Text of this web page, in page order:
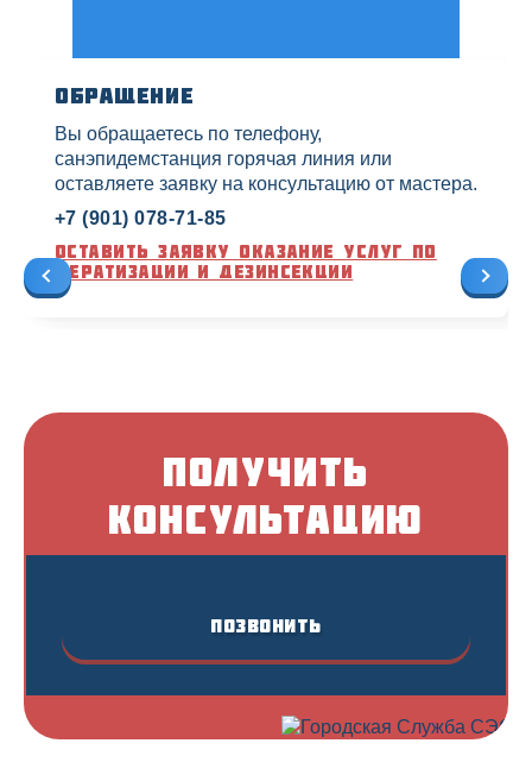
Обращение
Вы обращаетесь по телефону,
санэпидемстанция горячая линия или
оставляете заявку на консультацию от мастера.
+7 (901) 078-71-85
Оставить заявку оказание услуг по
дератизации и дезинсекции
Получить
консультацию
Позвонить